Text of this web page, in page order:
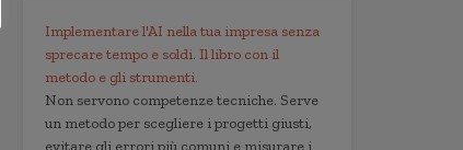
Implementare l'AI nella tua impresa senza
sprecare tempo e soldi. Il libro con il
metodo e gli strumenti.
Non servono competenze tecniche. Serve
un metodo per scegliere i progetti giusti,
evitare gli errori più comuni e misurare i